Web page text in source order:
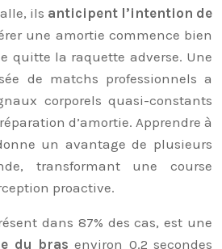
ils anticipent l’intention de
une amortie commence bien
quitte la raquette adverse. Une
de matchs professionnels a
corporels quasi-constants
d’amortie. Apprendre à
un avantage de plusieurs
transformant une course
proactive.
dans 87% des cas, est une
du bras environ 0.2 secondes